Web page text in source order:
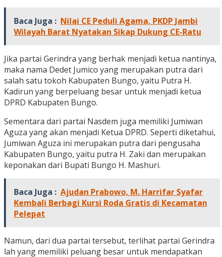
Baca Juga : Nilai CE Peduli Agama, PKDP Jambi
Wilayah Barat Nyatakan Sikap Dukung CE-Ratu
Jika partai Gerindra yang berhak menjadi ketua nantinya,
maka nama Dedet Jumico yang merupakan putra dari
salah satu tokoh Kabupaten Bungo, yaitu Putra H.
Kadirun yang berpeluang besar untuk menjadi ketua
DPRD Kabupaten Bungo.
Sementara dari partai Nasdem juga memiliki Jumiwan
Aguza yang akan menjadi Ketua DPRD. Seperti diketahui,
Jumiwan Aguza ini merupakan putra dari pengusaha
Kabupaten Bungo, yaitu putra H. Zaki dan merupakan
keponakan dari Bupati Bungo H. Mashuri.
Baca Juga : Ajudan Prabowo, M. Harrifar Syafar
Kembali Berbagi Kursi Roda Gratis di Kecamatan
Pelepat
Namun, dari dua partai tersebut, terlihat partai Gerindra
lah yang memiliki peluang besar untuk mendapatkan